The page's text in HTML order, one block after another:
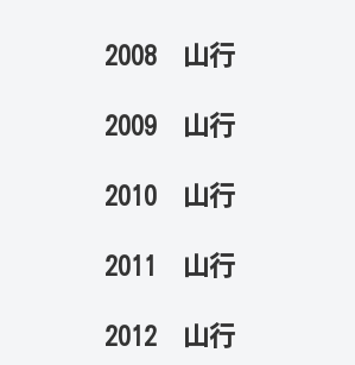
2008 山行
2009 山行
2010 山行
2011 山行
2012 山行